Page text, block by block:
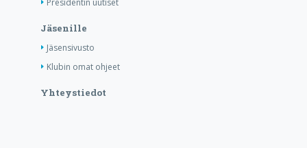
Presidentin uutiset
Jäsenille
Jäsensivusto
Klubin omat ohjeet
Yhteystiedot